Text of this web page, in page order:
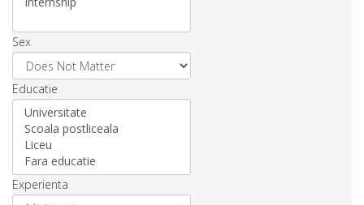
Sex
Educatie
Experienta